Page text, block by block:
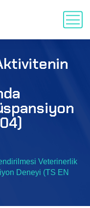
Veterinerlik
Deneyi (TS EN